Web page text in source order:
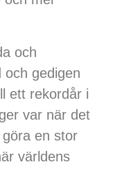
och
och gedigen
ett rekordår i
var när det
en stor
världens